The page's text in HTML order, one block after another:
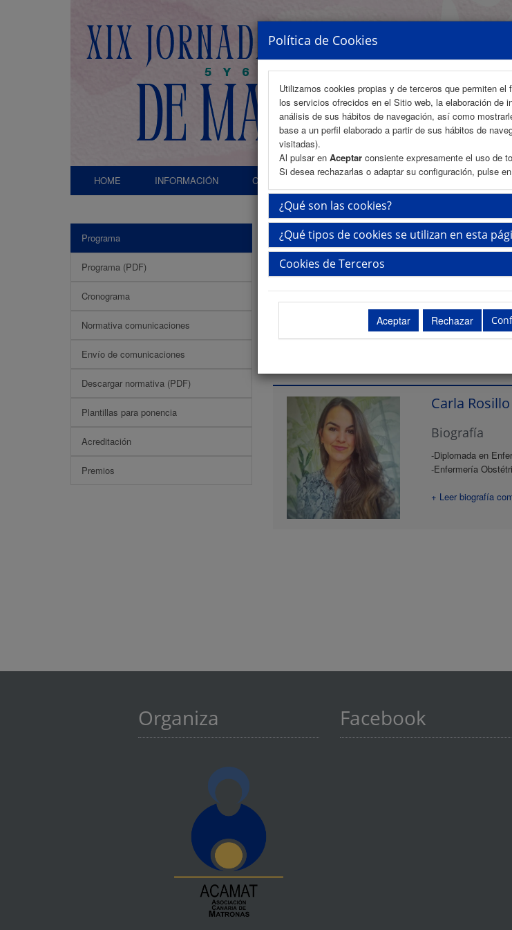
Política de Cookies
Utilizamos cookies propias y de terceros que permiten
los servicios ofrecidos en el Sitio web, la elaboración de
análisis de sus hábitos de navegación, así como
base a un perfil elaborado a partir de sus hábitos de
visitadas).
Al pulsar en Aceptar consiente expresamente el uso de
Si desea rechazarlas o adaptar su configuración, pulse en
¿Qué son las cookies?
¿Qué tipos de cookies se utilizan en esta
Cookies de Terceros
HOME INFORMACIÓN COMITÉS ÁREA CIENTÍFICA INSCRIPCIÓN
Programa
Programa (PDF)
Cronograma
Normativa comunicaciones
Envío de comunicaciones
Descargar normativa (PDF)
Plantillas para ponencia
Acreditación
Premios
Acto inaugural
Viernes 5 de mayo
Carla
Biografía
-Diplomada en
-Enfermería
+ Leer biografía
Organiza Facebook